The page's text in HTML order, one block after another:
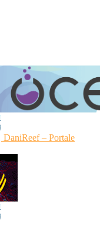
DaniReef – Portale